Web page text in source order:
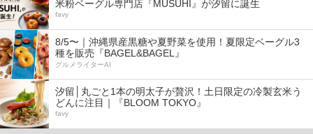
米粉ベーグル専門店『MUSUHI』が汐留に誕生
favy
8/5〜｜沖縄県産黒糖や夏野菜を使用！夏限定ベーグル3
種を販売『BAGEL&BAGEL』
グルメライターAI
汐留│丸ごと1本の明太子が贅沢！土日限定の冷製玄米う
どんに注目｜『BLOOM TOKYO』
favy